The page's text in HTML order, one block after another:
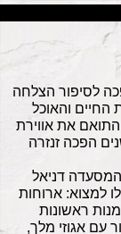
לסיפור הצלחה
אהבת החיים והאוכל
את אווירת
הפכה זנזרה
דניאל
למצוא: ארוחות
ראשונות
עם אגוזי מלך,